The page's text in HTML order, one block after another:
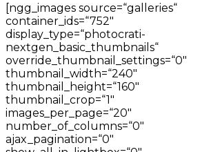
[ngg_images source=“galleries“
container_ids=“752″
display_type=“photocrati-
nextgen_basic_thumbnails“
override_thumbnail_settings=“0″
thumbnail_width=“240″
thumbnail_height=“160″
thumbnail_crop=“1″
images_per_page=“20″
number_of_columns=“0″
ajax_pagination=“0″